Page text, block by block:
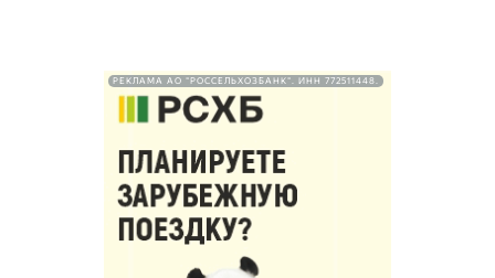
РЕКЛАМА АО "РОССЕЛЬХОЗБАНК". ИНН 772511448.